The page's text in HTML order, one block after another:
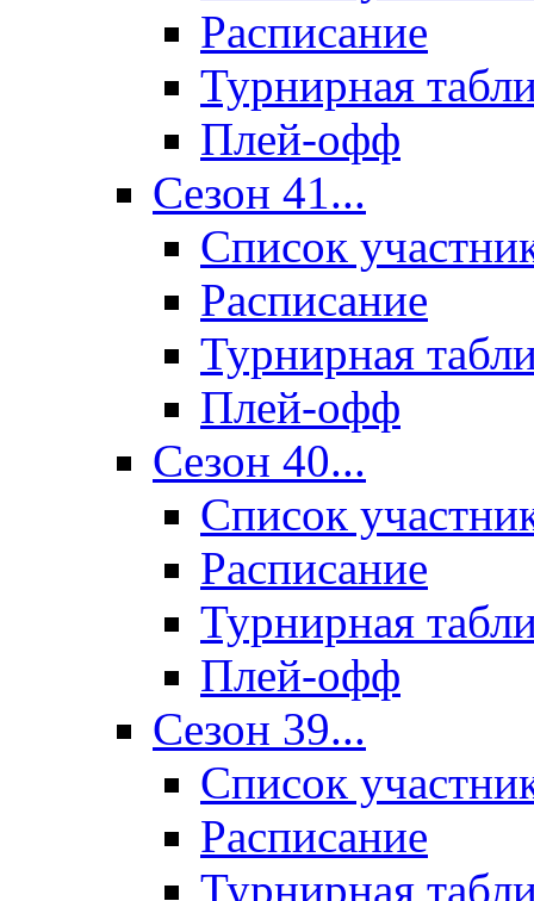
Расписание
Турнирная
Плей-офф
Сезон 41...
Список
Расписание
Турнирная
Плей-офф
Сезон 40...
Список
Расписание
Турнирная
Плей-офф
Сезон 39...
Список
Расписание
Турнирная